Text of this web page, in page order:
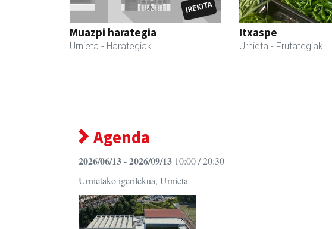
Muazpi harategia
Urnieta - Harategiak
Itxaspe
Urnieta - Frutategiak
Agenda
2026/06/13 - 2026/09/13 10:00 / 20:30
Urnietako igerilekua, Urnieta